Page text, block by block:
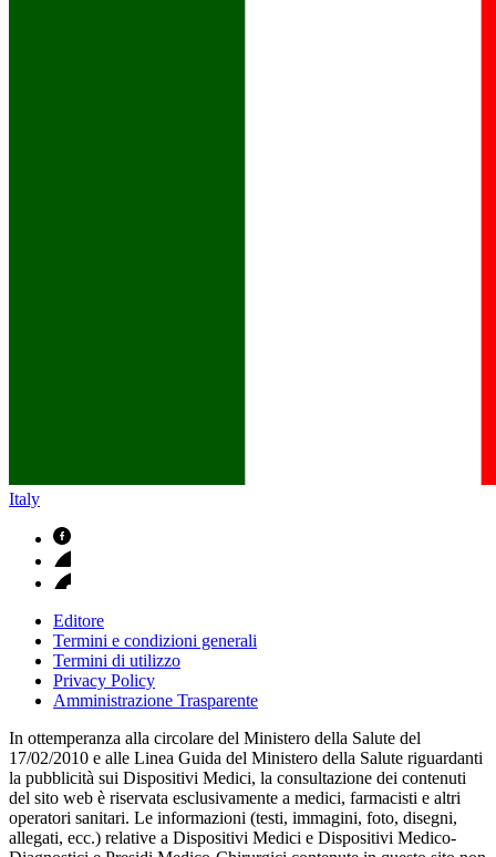
Italy
Editore
Termini e condizioni generali
Termini di utilizzo
Privacy Policy
Amministrazione Trasparente
In ottemperanza alla circolare del Ministero della Salute del
17/02/2010 e alle Linea Guida del Ministero della Salute riguardanti
la pubblicità sui Dispositivi Medici, la consultazione dei contenuti
del sito web è riservata esclusivamente a medici, farmacisti e altri
operatori sanitari. Le informazioni (testi, immagini, foto, disegni,
allegati, ecc.) relative a Dispositivi Medici e Dispositivi Medico-